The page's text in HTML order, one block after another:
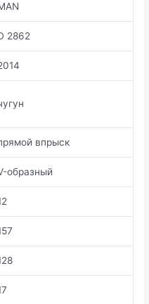
2862
впрыск
образный